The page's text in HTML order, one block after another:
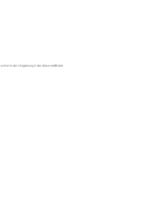
in der Umgebung in der diese stattfindet.